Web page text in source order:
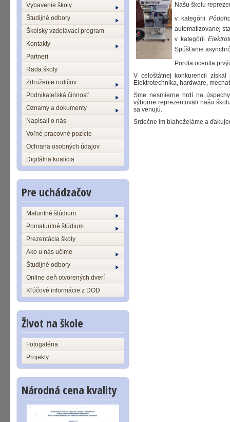
Vybavenie školy
Študijné odbory
Školský vzdelávací program
Kontakty
Partneri
Rada školy
Združenie rodičov
Podnikateľská činnosť
Oznamy a dokumenty
Napísali o nás
Voľné pracovné pozície
Ochrana osobných údajov
Digitálna koalícia
Pre uchádzačov
Maturitné štúdium
Pomaturitné štúdium
Prezentácia školy
Ako u nás učíme
Študijné odbory
Online deň otvorených dverí
Kľúčové informácie z DOD
Život na škole
Fotogaléria
Projekty
Národná cena kvality
Našu školu
v kategórii
automatizovanej
v kategórii
Spúšťanie
Porota ocenila
V celoštátnej konkurencii
Elektrotechnika, hardware,
Sme nesmierne hrdí na
výborne reprezentovali našu
sa venujú.
Srdečne im blahoželáme a